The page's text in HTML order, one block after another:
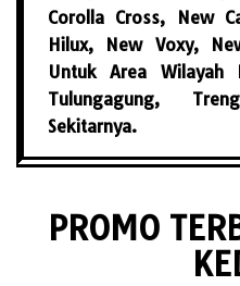
Corolla Cross, New
Hilux, New Voxy,
Untuk Area Wilayah
Tulungagung,
Sekitarnya.
PROMO